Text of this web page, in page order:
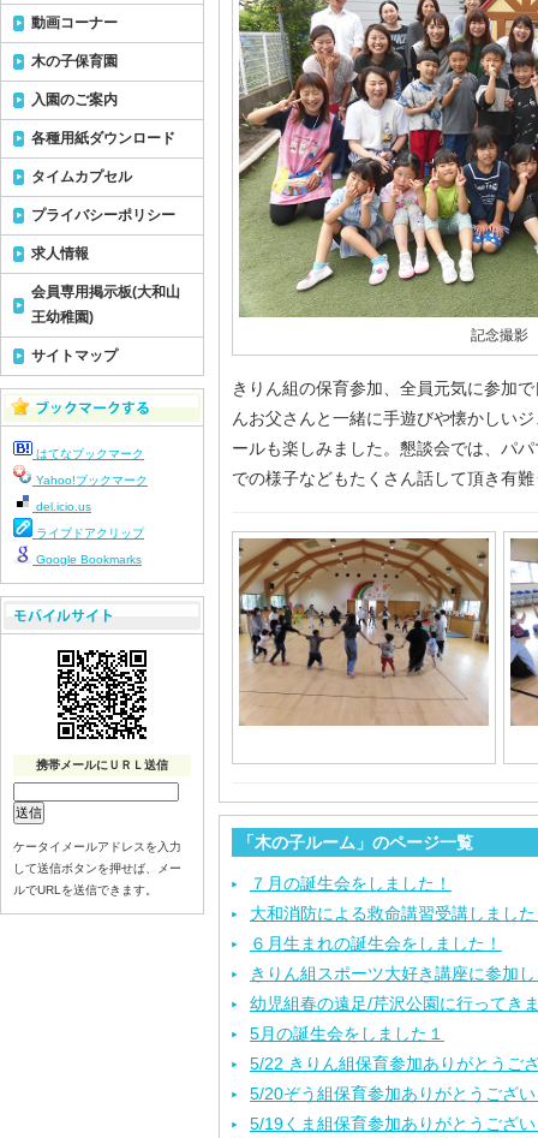
記念撮影
きりん組の保育参加、全員元気に参加
んお父さんと一緒に手遊びや懐かしい
ールも楽しみました。懇談会では、パ
での様子などもたくさん話して頂き有
「木の子ルーム」のページ一覧
７月の誕生会をしました！
大和消防による救命講習受講しまし
６月生まれの誕生会をしました！
きりん組スポーツ大好き講座に参加
幼児組春の遠足/芹沢公園に行ってき
5月の誕生会をしました１
5/22 きりん組保育参加ありがとうご
5/20ぞう組保育参加ありがとうござ
5/19くま組保育参加ありがとうござ
動画コーナー
木の子保育園
入園のご案内
各種用紙ダウンロード
タイムカプセル
プライバシーポリシー
求人情報
会員専用掲示板(大和山
王幼稚園)
サイトマップ
はてなブックマーク
Yahoo!ブックマーク
del.icio.us
ライブドアクリップ
Google Bookmarks
携帯メールにＵＲＬ送信
ケータイメールアドレスを入力
して送信ボタンを押せば、メー
ルでURLを送信できます。